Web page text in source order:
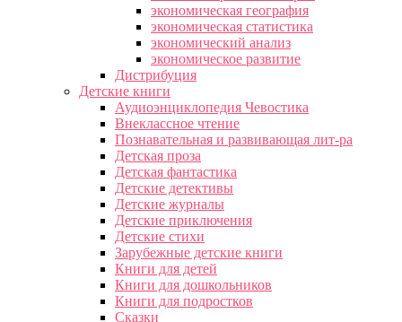
экономическая география
экономическая статистика
экономический анализ
экономическое развитие
Дистрибуция
Детские книги
Аудиоэнциклопедия Чевостика
Внеклассное чтение
Познавательная и развивающая лит-ра
Детская проза
Детская фантастика
Детские детективы
Детские журналы
Детские приключения
Детские стихи
Зарубежные детские книги
Книги для детей
Книги для дошкольников
Книги для подростков
Сказки